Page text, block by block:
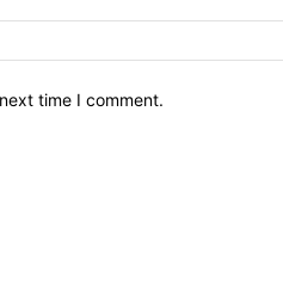
time I comment.